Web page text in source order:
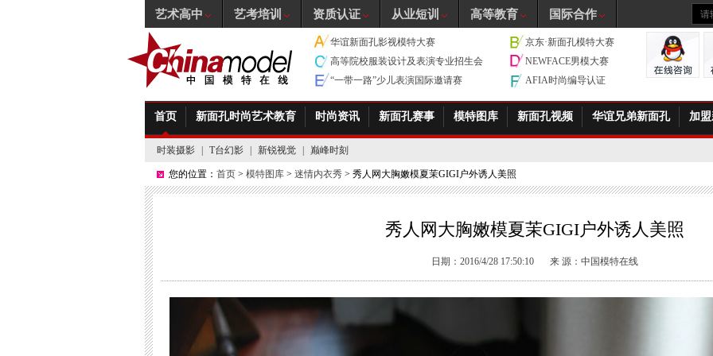
华谊新面孔影视模特大赛
京东·新面孔模特大赛
高等院校服装设计及表演专业招生会
NEWFACE男模大赛
“一带一路”少儿表演国际邀请赛
AFIA时尚编导认证
首页 新面孔时尚艺术教育 时尚资讯 新面孔赛事 模特图库 新面孔视频 华谊兄弟新面孔 加
时装摄影 T台幻影 新锐视觉 巅峰时刻
您的位置： 首页 > 模特图库 > 迷情内衣秀 > 秀人网大胸嫩模夏茉GIGI户外诱人美照
秀人网大胸嫩模夏茉GIGI户外诱人美照
日期：2016/4/28 17:50:10 来 源： 中国模特在线
艺术高中 艺考培训 资质认证 从业短训 高等教育 国际合作